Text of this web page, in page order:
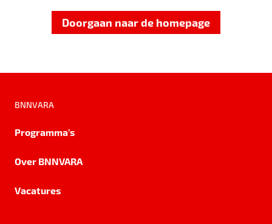
Doorgaan naar de homepage
BNNVARA
Programma's
Over BNNVARA
Vacatures